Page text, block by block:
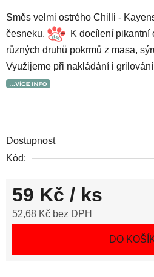
Směs velmi ostrého Chilli -
česneku.
K docílení pikantní
různých druhů pokrmů z masa,
Využijeme při nakládání i
Dostupnost
Kód:
59 Kč / ks
52,68 Kč bez DPH
DO